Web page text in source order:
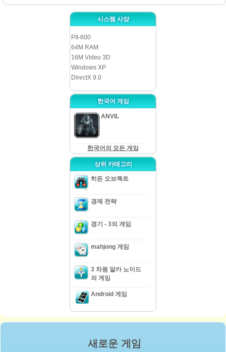
시스템 사양
PII-600
64M RAM
16M Video 3D
Windows XP
DirectX 9.0
한국어 게임
ANVIL
한국어의 모든 게임
상위 카테고리
히든 오브젝트
경제 전략
경기 - 3의 게임
mahjong 게임
3 차원 알카 노이드
의 게임
Android 게임
새로운 게임